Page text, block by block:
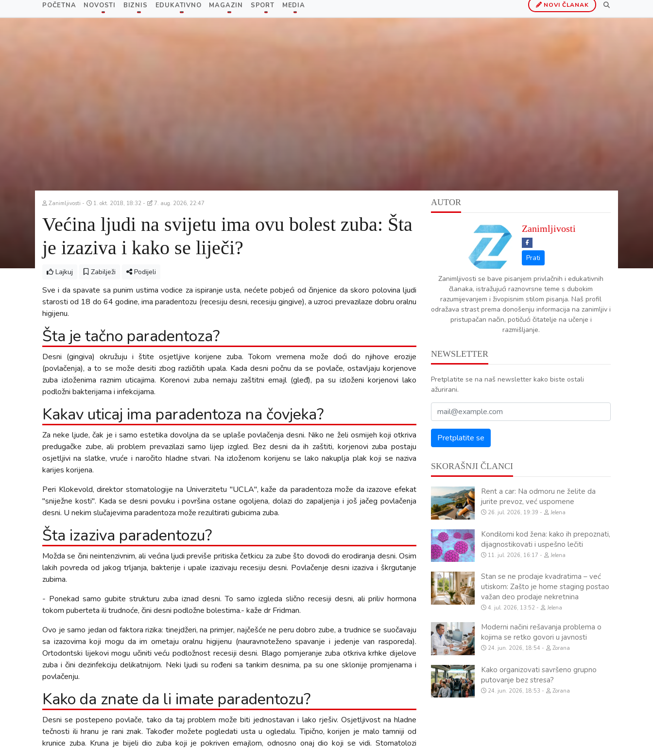
POČETNA NOVOSTI BIZNIS EDUKATIVNO MAGAZIN SPORT MEDIA NOVI ČLANAK
Zanimljivosti 1. okt. 2018, 18:32 7. aug. 2026, 22:47
Većina ljudi na svijetu ima ovu bolest zuba: Šta
je izaziva i kako se liječi?
Lajkuj Zabilježi Podijeli
Sve i da spavate sa punim ustima vodice za ispiranje usta, nećete pobjeći od činjenice da skoro polovina ljudi
starosti od 18 do 64 godine, ima paradentozu (recesiju desni, recesiju gingive), a uzroci prevazilaze dobru oralnu
higijenu.
Šta je tačno paradentoza?
Desni (gingiva) okružuju i štite osjetljive korijene zuba. Tokom vremena može doći do njihove erozije
(povlačenja), a to se može desiti zbog različitih upala. Kada desni počnu da se povlače, ostavljaju korjenove
zuba izloženima raznim uticajima. Korenovi zuba nemaju zaštitni emajl (gleđ), pa su izloženi korjenovi lako
podložni bakterijama i infekcijama.
Kakav uticaj ima paradentoza na čovjeka?
Za neke ljude, čak je i samo estetika dovoljna da se uplaše povlačenja desni. Niko ne želi osmijeh koji otkriva
predugačke zube, ali problem prevazilazi samo lijep izgled. Bez desni da ih zaštiti, korjenovi zuba postaju
osjetljivi na slatke, vruće i naročito hladne stvari. Na izloženom korijenu se lako nakuplja plak koji se naziva
karijes korijena.
Peri Klokevold, direktor stomatologije na Univerzitetu "UCLA", kaže da paradentoza može da izazove efekat
"sniježne kosti". Kada se desni povuku i površina ostane ogoljena, dolazi do zapaljenja i još jačeg povlačenja
desni. U nekim slučajevima paradentoza može rezultirati gubicima zuba.
Šta izaziva paradentozu?
Možda se čini neintenzivnim, ali većina ljudi previše pritiska četkicu za zube što dovodi do erodiranja desni. Osim
lakih povreda od jakog trljanja, bakterije i upale izazivaju recesiju desni. Povlačenje desni izaziva i škrgutanje
zubima.
- Ponekad samo gubite strukturu zuba iznad desni. To samo izgleda slično recesiji desni, ali priliv hormona
tokom puberteta ili trudnoće, čini desni podložne bolestima.- kaže dr Fridman.
Ovo je samo jedan od faktora rizika: tinejdžeri, na primjer, najčešće ne peru dobro zube, a trudnice se suočavaju
sa izazovima koji mogu da im ometaju oralnu higijenu (nauravnoteženo spavanje i jedenje van rasporeda).
Ortodontski lijekovi mogu učiniti veću podložnost recesiji desni. Blago pomjeranje zuba otkriva krhke dijelove
zuba i čini dezinfekciju delikatnijom. Neki ljudi su rođeni sa tankim desnima, pa su one sklonije promjenama i
povlačenju.
Kako da znate da li imate paradentozu?
Desni se postepeno povlače, tako da taj problem može biti jednostavan i lako rješiv. Osjetljivost na hladne
tečnosti ili hranu je rani znak. Također možete pogledati usta u ogledalu. Tipično, korijen je malo tamniji od
krunice zuba. Kruna je bijeli dio zuba koji je pokriven emajlom, odnosno onaj dio koji se vidi. Stomatolozi
AUTOR
Zanimljivosti
Zanimljivosti se bave pisanjem privlačnih i edukativnih
članaka, istražujući raznovrsne teme s dubokim
razumijevanjem i živopisnim stilom pisanja. Naš profil
odražava strast prema donošenju informacija na zanimljiv i
pristupačan način, potičući čitatelje na učenje i
razmišljanje.
NEWSLETTER
Pretplatite se na naš newsletter kako biste ostali
ažurirani.
SKORAŠNJI ČLANCI
Rent a car: Na odmoru ne želite da
jurite prevoz, već uspomene
26. jul. 2026, 19:39 Jelena
Kondilomi kod žena: kako ih prepoznati,
dijagnostikovati i uspešno lečiti
11. jul. 2026, 16:17 Jelena
Stan se ne prodaje kvadratima – već
utiskom: Zašto je home staging postao
važan deo prodaje nekretnina
4. jul. 2026, 13:52 Jelena
Moderni načini rešavanja problema o
kojima se retko govori u javnosti
24. jun. 2026, 18:54 Zorana
Kako organizovati savršeno grupno
putovanje bez stresa?
24. jun. 2026, 18:53 Zorana